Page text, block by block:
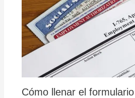
Cómo llenar el